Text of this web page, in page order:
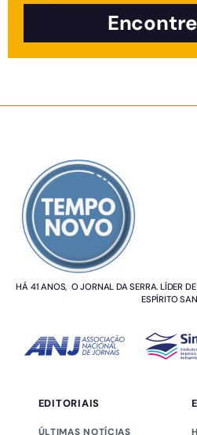
HÁ 41 ANOS, O JORNAL DA SERRA. LÍDER
ESPÍRITO
EDITORIAIS
ÚLTIMAS NOTÍCIAS